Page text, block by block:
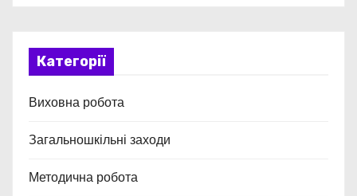
Категорії
Виховна робота
Загальношкільні заходи
Методична робота